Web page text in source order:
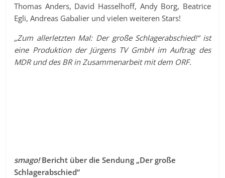
Thomas Anders, David Hasselhoff, Andy Borg, Beatrice
Egli, Andreas Gabalier und vielen weiteren Stars!
„Zum allerletzten Mal: Der große Schlagerabschied!“ ist
eine Produktion der Jürgens TV GmbH im Auftrag des
MDR und des BR in Zusammenarbeit mit dem ORF.
smago!Bericht über die Sendung „Der große
Schlagerabschied“